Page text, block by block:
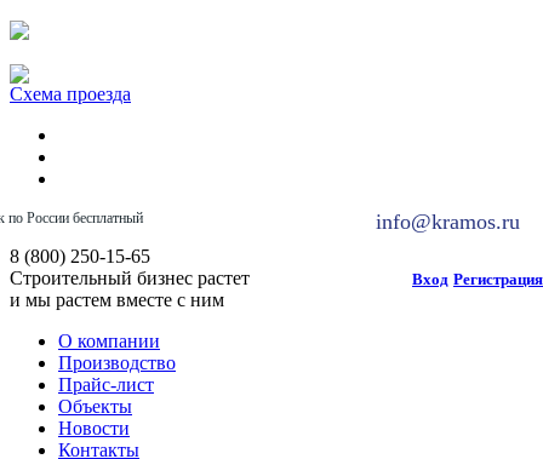
Схема проезда
info@kramos.ru
по России бесплатный
8 (800) 250-15-65
Вход Регистрация
Строительный бизнес растет
и мы растем вместе с ним
О компании
Производство
Прайс-лист
Объекты
Новости
Контакты